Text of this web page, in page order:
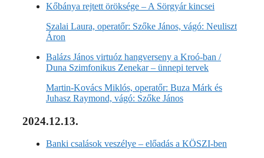
Kőbánya rejtett öröksége – A Sörgyár kincsei
Szalai Laura, operatőr: Szőke János, vágó: Neuliszt
Áron
Balázs János virtuóz hangverseny a Kroó-ban /
Duna Szimfonikus Zenekar – ünnepi tervek
Martin-Kovács Miklós, operatőr: Buza Márk és
Juhasz Raymond, vágó: Szőke János
2024.12.13.
Banki csalások veszélye – előadás a KÖSZI-ben